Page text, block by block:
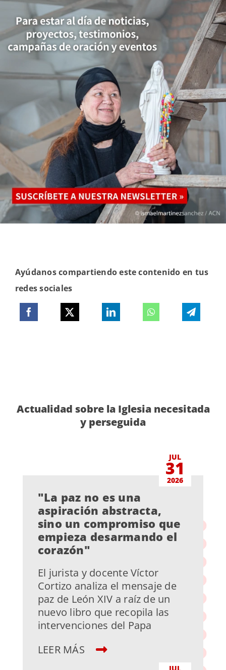
Ayúdanos compartiendo este contenido en tus
redes sociales
Actualidad sobre la Iglesia necesitada
y perseguida
JUL
31
2026
"La paz no es una
aspiración abstracta,
sino un compromiso que
empieza desarmando el
corazón"
El jurista y docente Víctor
Cortizo analiza el mensaje de
paz de León XIV a raíz de un
nuevo libro que recopila las
intervenciones del Papa
LEER MÁS
JUL